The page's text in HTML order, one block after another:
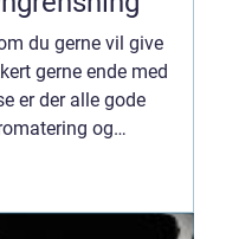
du gerne vil give
gerne ende med
er der alle gode
og